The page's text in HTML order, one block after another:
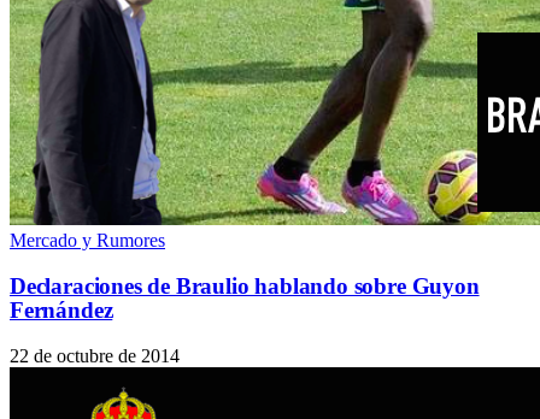
Mercado y Rumores
Declaraciones de Braulio hablando sobre Guyon
Fernández
22 de octubre de 2014